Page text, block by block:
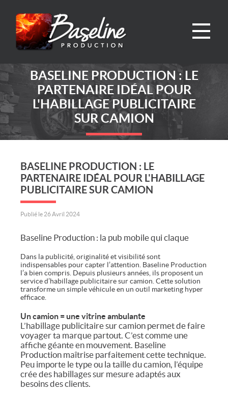
BASELINE PRODUCTION : LE
PARTENAIRE IDÉAL POUR
L'HABILLAGE PUBLICITAIRE
SUR CAMION
BASELINE PRODUCTION : LE
PARTENAIRE IDÉAL POUR L'HABILLAGE
PUBLICITAIRE SUR CAMION
Publié le 26 Avril 2024
Baseline Production : la pub mobile qui claque
Dans la publicité, originalité et visibilité sont
indispensables pour capter l’attention. Baseline Production
l’a bien compris. Depuis plusieurs années, ils proposent un
service d’habillage publicitaire sur camion. Cette solution
transforme un simple véhicule en un outil marketing hyper
efficace.
Un camion = une vitrine ambulante
L’habillage publicitaire sur camion permet de faire
voyager ta marque partout. C’est comme une
affiche géante en mouvement. Baseline
Production maîtrise parfaitement cette technique.
Peu importe le type ou la taille du camion, l’équipe
crée des habillages sur mesure adaptés aux
besoins des clients.